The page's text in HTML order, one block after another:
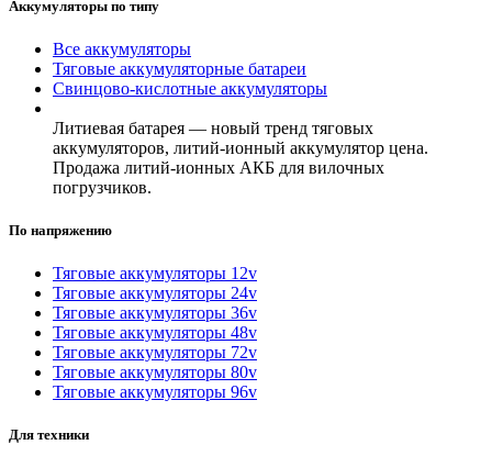
Аккумуляторы по типу
Все аккумуляторы
Тяговые аккумуляторные батареи
Свинцово-кислотные аккумуляторы
Литиевая батарея — новый тренд тяговых
аккумуляторов, литий-ионный аккумулятор цена.
Продажа литий-ионных АКБ для вилочных
погрузчиков.
По напряжению
Тяговые аккумуляторы 12v
Тяговые аккумуляторы 24v
Тяговые аккумуляторы 36v
Тяговые аккумуляторы 48v
Тяговые аккумуляторы 72v
Тяговые аккумуляторы 80v
Тяговые аккумуляторы 96v
Для техники